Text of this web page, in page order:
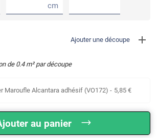
cm
Ajouter une découpe
de 0.4m² par découpe
Maroufle Alcantara adhésif (VO172) - 5,85 €
au panier